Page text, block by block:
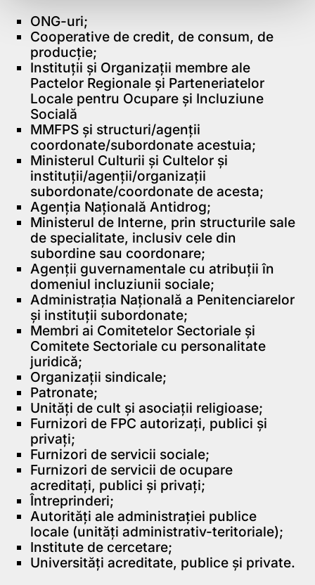
ONG-uri;
Cooperative de credit, de consum, de
producție;
Instituții și Organizații membre ale
Pactelor Regionale și Parteneriatelor
Locale pentru Ocupare și Incluziune
Socială
MMFPS și structuri/agenții
coordonate/subordonate acestuia;
Ministerul Culturii și Cultelor și
instituții/agenții/organizații
subordonate/coordonate de acesta;
Agenția Națională Antidrog;
Ministerul de Interne, prin structurile sale
de specialitate, inclusiv cele din
subordine sau coordonare;
Agenții guvernamentale cu atribuții în
domeniul incluziunii sociale;
Administrația Națională a Penitenciarelor
și instituții subordonate;
Membri ai Comitetelor Sectoriale și
Comitete Sectoriale cu personalitate
juridică;
Organizații sindicale;
Patronate;
Unități de cult și asociații religioase;
Furnizori de FPC autorizați, publici și
privați;
Furnizori de servicii sociale;
Furnizori de servicii de ocupare
acreditați, publici și privați;
Întreprinderi;
Autorități ale administrației publice
locale (unități administrativ-teritoriale);
Institute de cercetare;
Universități acreditate, publice și private.